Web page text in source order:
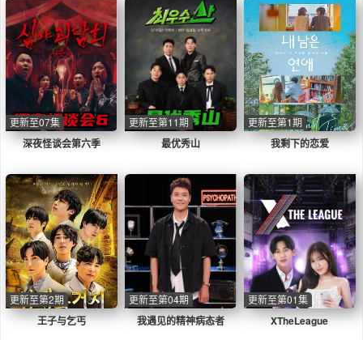
深夜怪谈会第六季
更新至07集
最优秀山
更新至第11期
我剩下的恋爱
更新至第1期
王子与乞丐
更新至第2期
我遇见的精神病态者
更新至第04期
XTheLeague
更新至第01集